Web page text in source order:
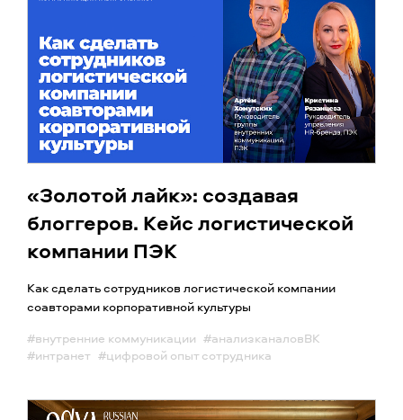
«Золотой лайк»: создавая
блоггеров. Кейс логистической
компании ПЭК
Как сделать сотрудников логистической компании
соавторами корпоративной культуры
#внутренние коммуникации #анализканаловВК
#интранет #цифровой опыт сотрудника